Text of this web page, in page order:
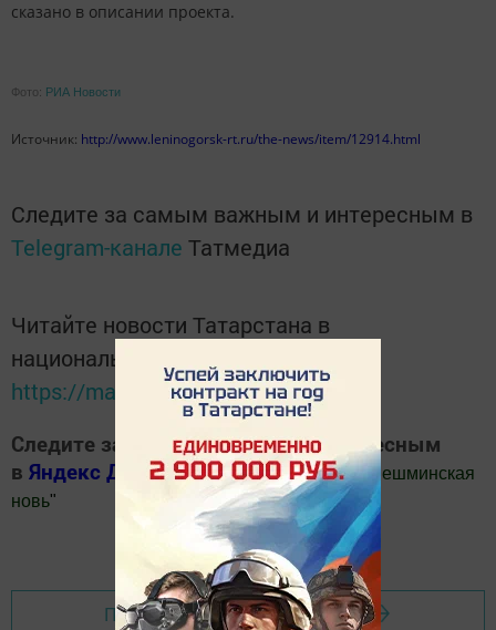
сказано в описании проекта.
Фото: РИА Новости
Источник: http://www.leninogorsk-rt.ru/the-news/item/12914.html
Следите за самым важным и интересным в
Telegram-канале Татмедиа
Читайте новости Татарстана в
национальном мессенджере MАХ:
https://max.ru/tatmedia
Следите за самым важным и интересным
в Яндекс ДзениТелеграм канале"Шешминская
новь"
Добавить Шешминскую новь в Яндекс.Новости
Перейти на страницу новости